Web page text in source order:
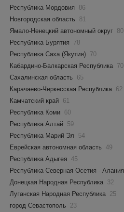
Республика Мордовия
86
Новгородская область
81
Ямало-Ненецкий автономный округ 80
Республика Бурятия
78
Республика Саха (Якутия) 70
Кабардино-Балкарская Республика 70
Сахалинская область
65
Карачаево-Черкесская Республика 62
Камчатский край 61
Республика Коми 60
Республика Алтай 59
Республика Марий Эл
54
Еврейская автономная область 49
Республика Адыгея 45
Республика Северная Осетия - Алания
Донецкая Народная Республика 32
Луганская Народная Республика 25
город Севастополь
23